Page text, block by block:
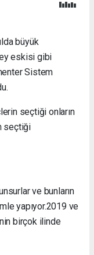
büyük
eskisi gibi
Sistem
seçtiği onların
seçtiği
ve bunların
yapıyor.2019 ve
birçok ilinde